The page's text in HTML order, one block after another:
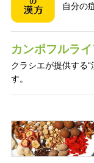
自分の
カンポフルラ
クラシエが提供する
す。